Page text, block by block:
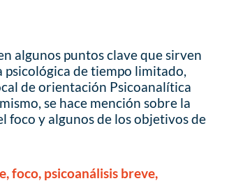
algunos puntos clave que sirven
de tiempo limitado,
de orientación Psicoanalítica
se hace mención sobre la
y algunos de los objetivos de
foco, psicoanálisis breve,